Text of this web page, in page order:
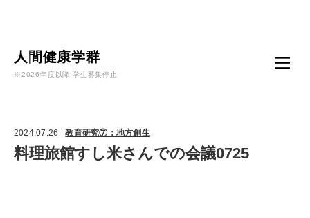
人間健康学群
※2026年度以降 学生募集停止
2024.07.26 教育研究⑦：地方創生
料理旅館すし米さんでの会議0725